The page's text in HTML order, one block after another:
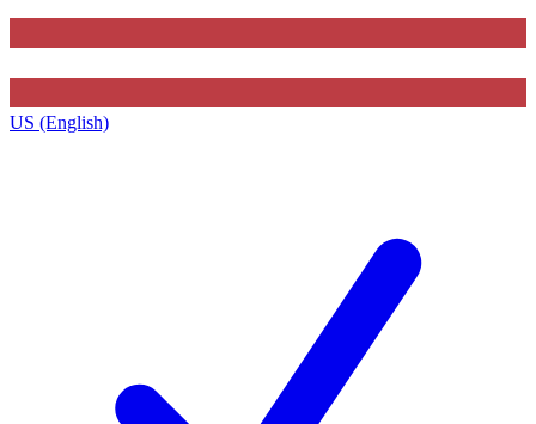
US (English)